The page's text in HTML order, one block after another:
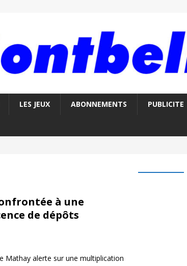
LES JEUX ABONNEMENTS PUBLICITE
à une
de dépôts
Mathay alerte sur une multiplication